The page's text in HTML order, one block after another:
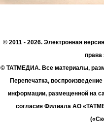
© 2011 - 2026. Электронная
© ТАТМЕДИА. Все материалы,
Перепечатка,
информации, размещенной на
согласия Филиала АО